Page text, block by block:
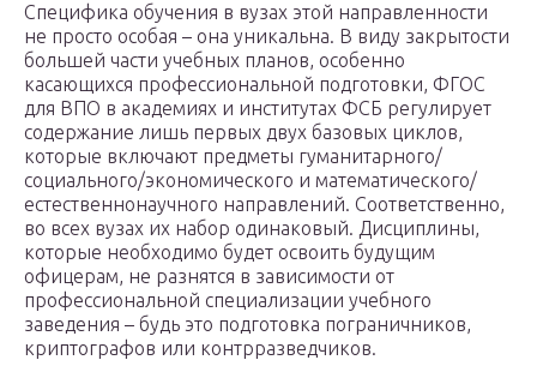
Специфика обучения в вузах этой направленности
не просто особая – она уникальна. В виду закрытости
большей части учебных планов, особенно
касающихся профессиональной подготовки, ФГОС
для ВПО в академиях и институтах ФСБ регулирует
содержание лишь первых двух базовых циклов,
которые включают предметы гуманитарного/
социального/экономического и математического/
естественнонаучного направлений. Соответственно,
во всех вузах их набор одинаковый. Дисциплины,
которые необходимо будет освоить будущим
офицерам, не разнятся в зависимости от
профессиональной специализации учебного
заведения – будь это подготовка пограничников,
криптографов или контрразведчиков.